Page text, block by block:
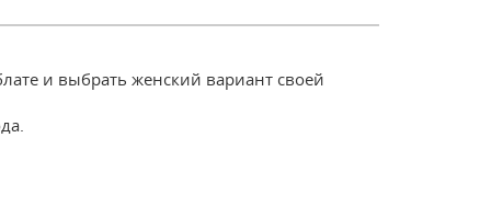
и выбрать женский вариант своей